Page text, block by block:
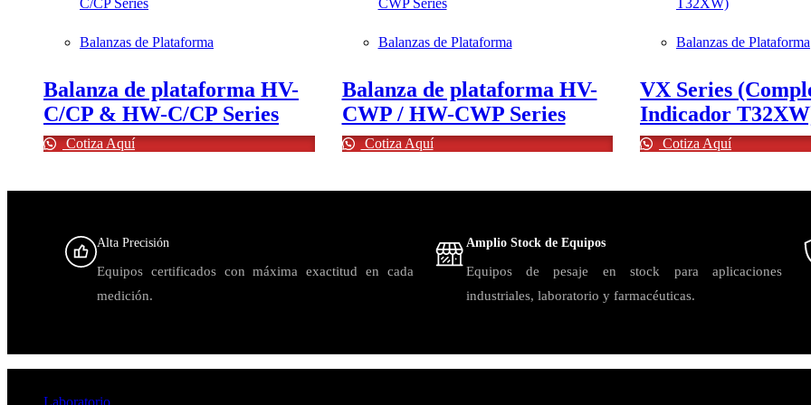
Balanzas de Plataforma
Balanza de plataforma HV-
C/CP & HW-C/CP Series
Cotiza Aquí
Balanzas de Plataforma
Balanza de plataforma HV-
CWP / HW-CWP Series
Cotiza Aquí
Balanzas de Plataforma
VX Series
Indicador
Cotiza Aquí
Alta Precisión
Equipos certificados con máxima exactitud en cada
medición.
Amplio Stock de Equipos
Equipos de pesaje en stock para aplicaciones
industriales, laboratorio y farmacéuticas.